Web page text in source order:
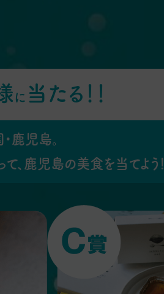
に 当たる！！
鹿児島。
、鹿児島の美食を当てよう！